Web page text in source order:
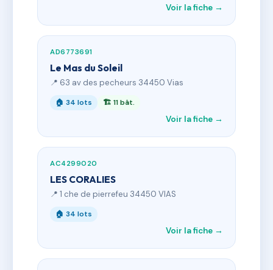
Voir la fiche →
AD6773691
Le Mas du Soleil
📍 63 av des pecheurs 34450 Vias
🏠 34 lots 🏗 11 bât.
Voir la fiche →
AC4299020
LES CORALIES
📍 1 che de pierrefeu 34450 VIAS
🏠 34 lots
Voir la fiche →